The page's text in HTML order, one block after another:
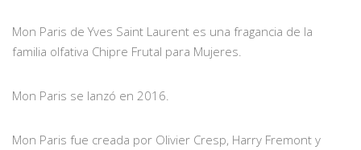
Mon Paris de Yves Saint Laurent es una fragancia de la
familia olfativa Chipre Frutal para Mujeres.
Mon Paris se lanzó en 2016.
Mon Paris fue creada por Olivier Cresp, Harry Fremont y